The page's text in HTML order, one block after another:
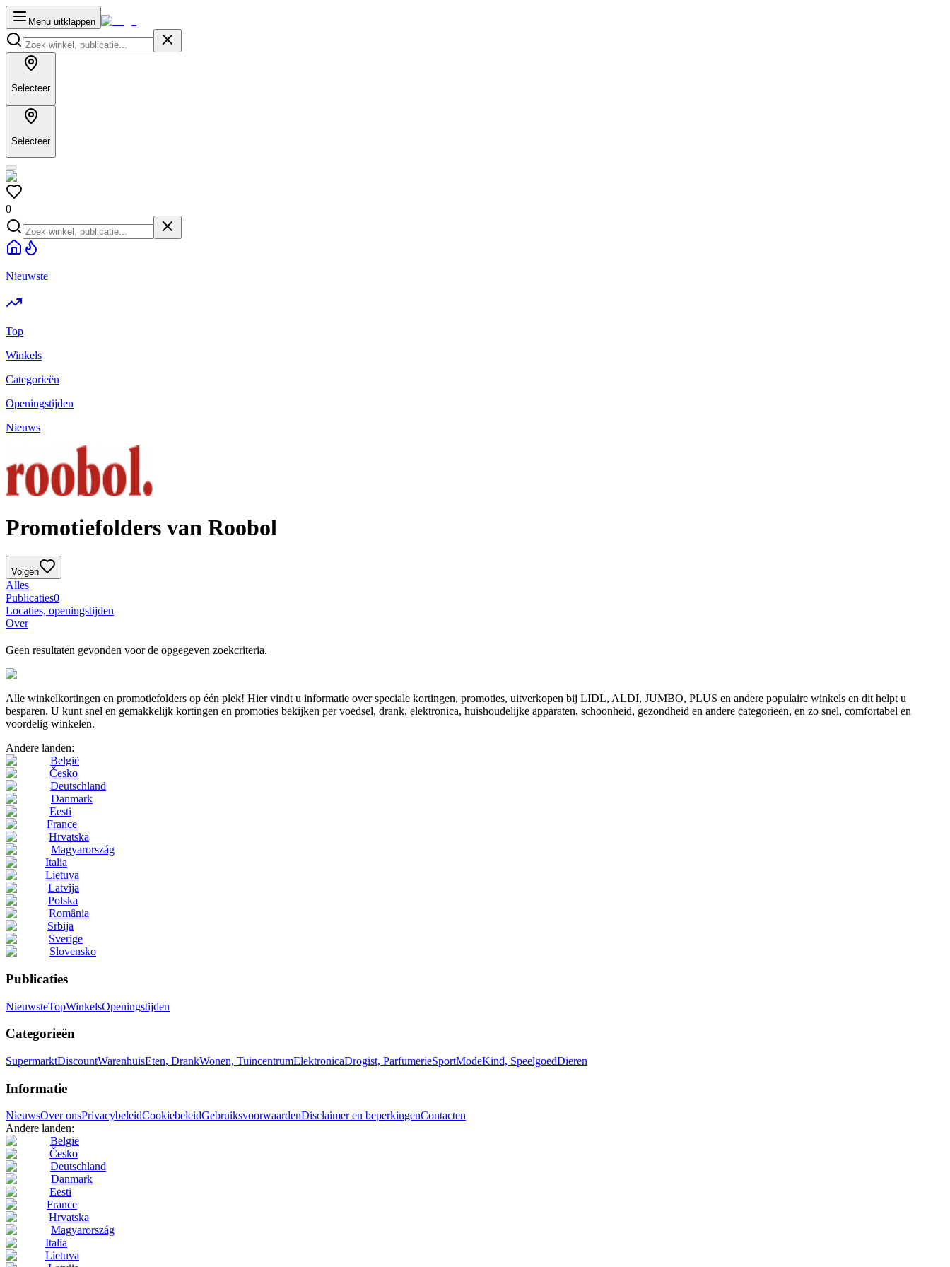
Menu uitklappen
Selecteer
Selecteer
0
Nieuwste
Top
Winkels
Categorieën
Openingstijden
Nieuws
Promotiefolders van Roobol
Volgen
Alles
Publicaties0
Locaties, openingstijden
Over
Geen resultaten gevonden voor de opgegeven zoekcriteria.
Alle winkelkortingen en promotiefolders op één plek! Hier vindt u informatie over speciale kortingen, promoties, uitverkopen bij LIDL, ALDI, JUMBO, PLUS en andere populaire winkels en dit helpt u
besparen. U kunt snel en gemakkelijk kortingen en promoties bekijken per voedsel, drank, elektronica, huishoudelijke apparaten, schoonheid, gezondheid en andere categorieën, en zo snel, comfortabel en
voordelig winkelen.
Andere landen:
België
Česko
Deutschland
Danmark
Eesti
France
Hrvatska
Magyarország
Italia
Lietuva
Latvija
Polska
România
Srbija
Sverige
Slovensko
Publicaties
NieuwsteTopWinkelsOpeningstijden
Categorieën
SupermarktDiscountWarenhuisEten, DrankWonen, TuincentrumElektronicaDrogist, ParfumerieSportModeKind, SpeelgoedDieren
Informatie
NieuwsOver onsPrivacybeleidCookiebeleidGebruiksvoorwaardenDisclaimer en beperkingenContacten
Andere landen:
België
Česko
Deutschland
Danmark
Eesti
France
Hrvatska
Magyarország
Italia
Lietuva